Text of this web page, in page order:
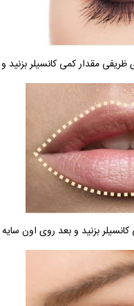
ظریفی مقدار کمی کانسیلر
بزنید و بعد روی اون